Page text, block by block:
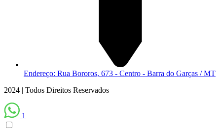
Endereço: Rua Bororos, 673 - Centro - Barra do Garças / MT
2024 | Todos Direitos Reservados
1